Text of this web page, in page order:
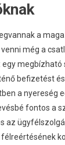
a
még a
befizetést
a nyereség
fontos a
az